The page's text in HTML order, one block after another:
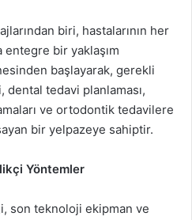
biri, hastalarının her
entegre bir yaklaşım
başlayarak, gerekli
tedavi planlaması,
ve ortodontik tedavilere
bir yelpazeye sahiptir.
Yöntemler
son teknoloji ekipman ve